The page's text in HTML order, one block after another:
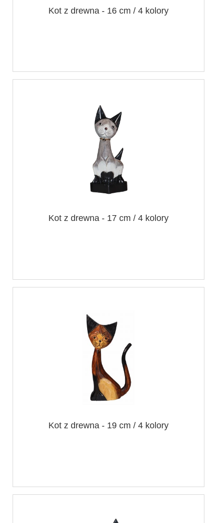
Kot z drewna - 16 cm / 4 kolory
Kot z drewna - 17 cm / 4 kolory
Kot z drewna - 19 cm / 4 kolory